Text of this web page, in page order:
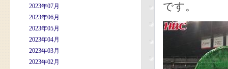
2023年07月
2023年06月
2023年05月
2023年04月
2023年03月
2023年02月
です。